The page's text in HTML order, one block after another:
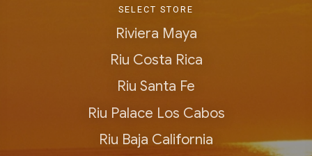
SELECT STORE
Riviera Maya
Riu Costa Rica
Riu Santa Fe
Riu Palace Los Cabos
Riu Baja California